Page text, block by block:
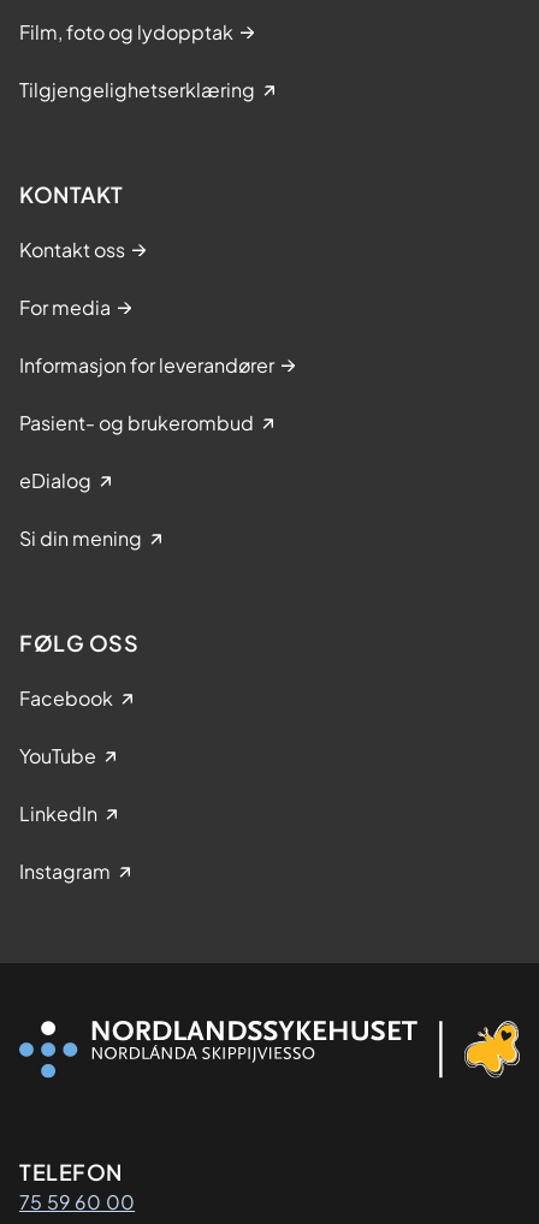
Film, foto og lydopptak
Tilgjengelighetserklæring
KONTAKT
Kontakt oss
For media
Informasjon for leverandører
Pasient- og brukerombud
eDialog
Si din mening
FØLG OSS
Facebook
YouTube
LinkedIn
Instagram
Kontaktinformasjon
TELEFON
75 59 60 00